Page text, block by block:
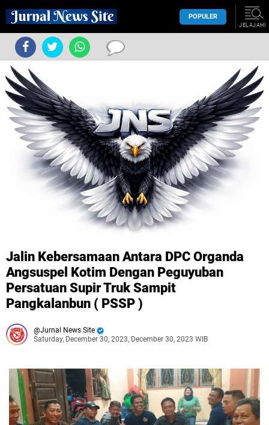
POPULER
JELAJAHI
Jalin Kebersamaan Antara DPC Organda
Angsuspel Kotim Dengan Peguyuban
Persatuan Supir Truk Sampit
Pangkalanbun ( PSSP )
Jurnal News Site
Saturday, December 30, 2023, December 30, 2023 WIB